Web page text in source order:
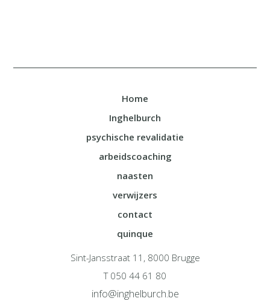
Home
Inghelburch
psychische revalidatie
arbeidscoaching
naasten
verwijzers
contact
quinque
Sint-Jansstraat 11, 8000 Brugge
T 050 44 61 80
info@inghelburch.be